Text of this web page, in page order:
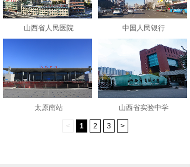
山西省人民医院 中国人民银行
太原南站 山西省实验中学
< 1 2 3 >